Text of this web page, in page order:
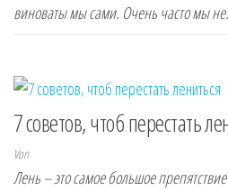
виноваты мы сами. Очень часто мы
7 советов, чтоб перестать
Von
Лень – это самое большое